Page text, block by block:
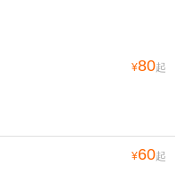
¥80起
¥60起